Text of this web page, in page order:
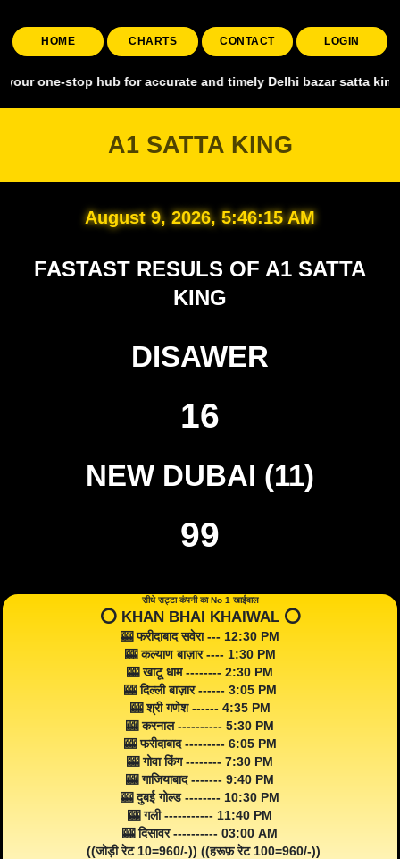
HOME CHARTS CONTACT LOGIN
hub for accurate and timely Delhi bazar satta king,
A1 SATTA KING
August 9, 2026, 5:46:16 AM
FASTAST RESULS OF A1 SATTA
KING
DISAWER
16
NEW DUBAI (11)
99
सीधे सट्टा कंपनी का No 1 खाईवाल
⭕️ KHAN BHAI KHAIWAL ⭕️
🎰 फरीदाबाद सवेरा --- 12:30 PM
🎰 कल्याण बाज़ार ---- 1:30 PM
🎰 खाटू धाम -------- 2:30 PM
🎰 दिल्ली बाज़ार ------ 3:05 PM
🎰 श्री गणेश ------ 4:35 PM
🎰 करनाल ---------- 5:30 PM
🎰 फरीदाबाद --------- 6:05 PM
🎰 गोवा किंग -------- 7:30 PM
🎰 गाजियाबाद ------- 9:40 PM
🎰 दुबई गोल्ड -------- 10:30 PM
🎰 गली ----------- 11:40 PM
🎰 दिसावर ---------- 03:00 AM
((जोड़ी रेट 10=960/-)) ((हरूफ़ रेट 100=960/-))